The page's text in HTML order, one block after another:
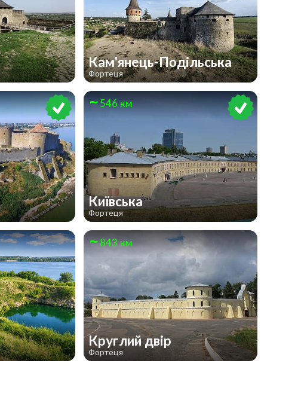
Кам'янець-Подільська
Фортеця
546 км
Київська
Фортеця
843 км
Круглий двір
Фортеця